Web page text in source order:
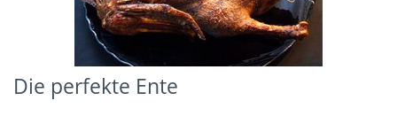
Die perfekte Ente